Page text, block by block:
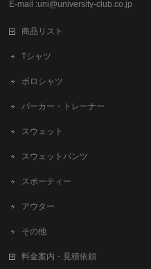
E-mail :uni@university-club.co.jp
商品リスト
Tシャツ
ポロシャツ
パーカー・トレーナー
スウェット
スウェットパンツ
スポーティー
アウター
その他
料金案内・見積依頼